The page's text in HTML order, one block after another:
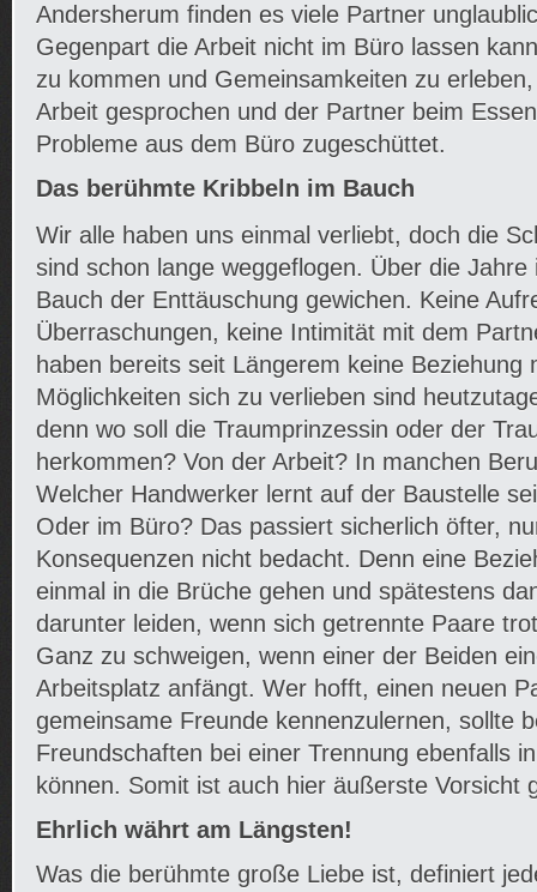
Andersherum finden es viele Partner
Gegenpart die Arbeit nicht im Büro lassen
zu kommen und Gemeinsamkeiten zu
Arbeit gesprochen und der Partner beim
Probleme aus dem Büro zugeschüttet.
Das berühmte Kribbeln im Bauch
Wir alle haben uns einmal verliebt, doch die
sind schon lange weggeflogen. Über die
Bauch der Enttäuschung gewichen. Keine
Überraschungen, keine Intimität mit dem
haben bereits seit Längerem keine Beziehung
Möglichkeiten sich zu verlieben sind
denn wo soll die Traumprinzessin oder der
herkommen? Von der Arbeit? In manchen
Welcher Handwerker lernt auf der Baustelle
Oder im Büro? Das passiert sicherlich öfter,
Konsequenzen nicht bedacht. Denn eine
einmal in die Brüche gehen und spätestens
darunter leiden, wenn sich getrennte Paare
Ganz zu schweigen, wenn einer der Beiden
Arbeitsplatz anfängt. Wer hofft, einen neuen
gemeinsame Freunde kennenzulernen, sollte
Freundschaften bei einer Trennung ebenfalls
können. Somit ist auch hier äußerste Vorsicht
Ehrlich währt am Längsten!
Was die berühmte große Liebe ist, definiert